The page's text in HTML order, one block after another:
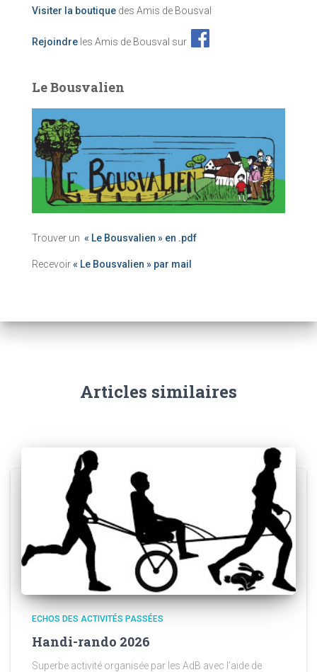
Visiter la boutique des Amis de Bousval
Rejoindre les Amis de Bousval sur
Le Bousvalien
Trouver un « Le Bousvalien » en .pdf
Recevoir« Le Bousvalien » par mail
Articles similaires
ECHOS DES ACTIVITÉS PASSÉES
Handi-rando 2026
Superbe activité organisée par les AdB avec l’aide de